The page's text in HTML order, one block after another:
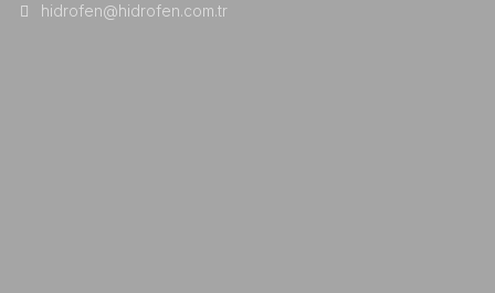
hidrofen@hidrofen.com.tr